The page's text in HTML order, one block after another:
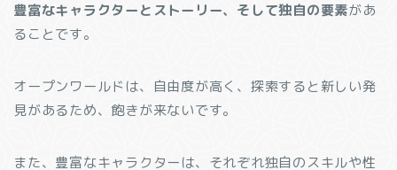
豊富なキャラクターとストーリー、そして独自の要素があ
ることです。
オープンワールドは、自由度が高く、探索すると新しい発
見があるため、飽きが来ないです。
また、豊富なキャラクターは、それぞれ独自のスキルや性